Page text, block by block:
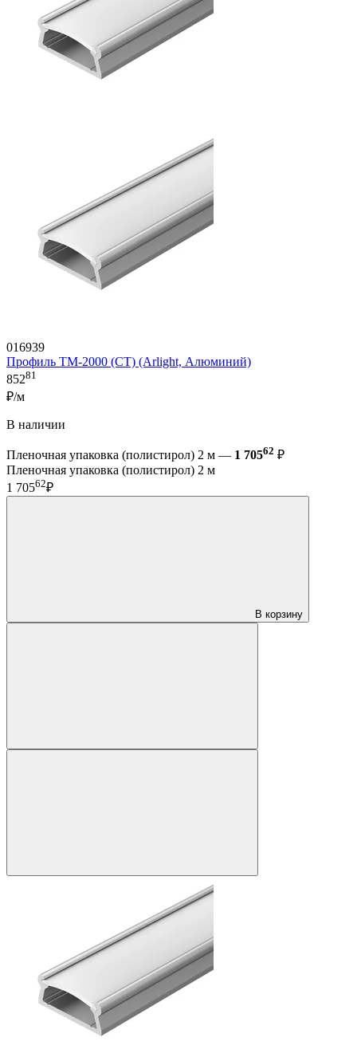
016939
Профиль TM-2000 (CT) (Arlight, Алюминий)
85281
₽/м
В наличии
Пленочная упаковка (полистирол) 2 м — 1 70562 ₽
Пленочная упаковка (полистирол) 2 м
1 70562₽
В корзину